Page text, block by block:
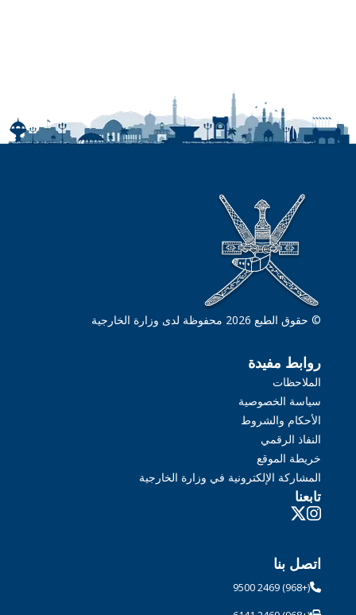
© حقوق الطبع 2026 محفوظة لدى وزارة الخارجية
روابط مفيدة
الملاحظات
سياسة الخصوصية
الأحكام والشروط
النفاذ الرقمي
خريطة الموقع
المشاركة الإلكترونية في وزارة الخارجية
تابعنا
اتصل بنا
(+968) 2469 9500